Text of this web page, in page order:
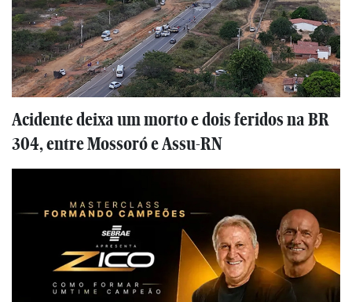
Acidente deixa um morto e dois feridos na BR
304, entre Mossoró e Assu-RN